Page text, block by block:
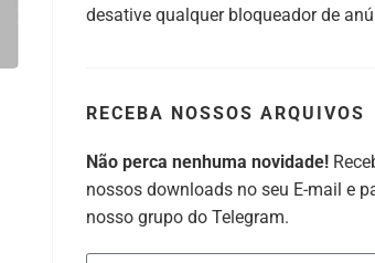
desative qualquer bloqueador de
RECEBA NOSSOS ARQUIVOS
Não perca nenhuma novidade!
nossos downloads no seu E-mail e
nosso grupo do Telegram.